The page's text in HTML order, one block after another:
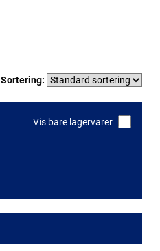
Sortering:
Vis bare lagervarer